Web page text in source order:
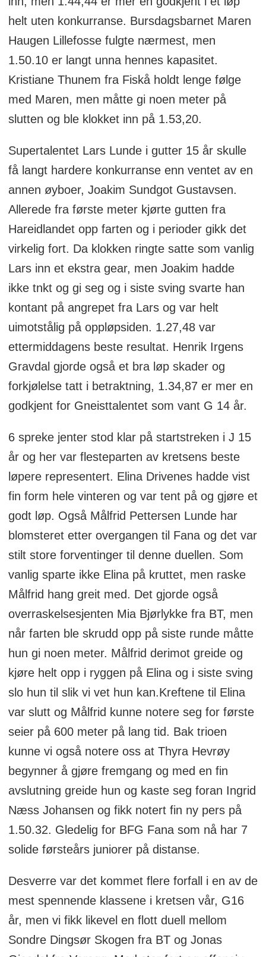
helt uten konkurranse. Bursdagsbarnet Maren
Haugen Lillefosse fulgte nærmest, men
1.50.10 er langt unna hennes kapasitet.
Kristiane Thunem fra Fiskå holdt lenge følge
med Maren, men måtte gi noen meter på
slutten og ble klokket inn på 1.53,20.
Supertalentet Lars Lunde i gutter 15 år skulle
få langt hardere konkurranse enn ventet av en
annen øyboer, Joakim Sundgot Gustavsen.
Allerede fra første meter kjørte gutten fra
Hareidlandet opp farten og i perioder gikk det
virkelig fort. Da klokken ringte satte som vanlig
Lars inn et ekstra gear, men Joakim hadde
ikke tnkt og gi seg og i siste sving svarte han
kontant på angrepet fra Lars og var helt
uimotstålig på oppløpsiden. 1.27,48 var
ettermiddagens beste resultat. Henrik Irgens
Gravdal gjorde også et bra løp skader og
forkjølelse tatt i betraktning, 1.34,87 er mer en
godkjent for Gneisttalentet som vant G 14 år.
6 spreke jenter stod klar på startstreken i J 15
år og her var flesteparten av kretsens beste
løpere representert. Elina Drivenes hadde vist
fin form hele vinteren og var tent på og gjøre et
godt løp. Også Målfrid Pettersen Lunde har
blomsteret etter overgangen til Fana og det var
stilt store forventinger til denne duellen. Som
vanlig sparte ikke Elina på kruttet, men raske
Målfrid hang greit med. Det gjorde også
overraskelsesjenten Mia Bjørlykke fra BT, men
når farten ble skrudd opp på siste runde måtte
hun gi noen meter. Målfrid derimot greide og
kjøre helt opp i ryggen på Elina og i siste sving
slo hun til slik vi vet hun kan.Kreftene til Elina
var slutt og Målfrid kunne notere seg for første
seier på 600 meter på lang tid. Bak trioen
kunne vi også notere oss at Thyra Hevrøy
begynner å gjøre fremgang og med en fin
avslutning greide hun og kaste seg foran Ingrid
Næss Johansen og fikk notert fin ny pers på
1.50.32. Gledelig for BFG Fana som nå har 7
solide førsteårs juniorer på distanse.
Desverre var det kommet flere forfall i en av de
mest spennende klassene i kretsen vår, G16
år, men vi fikk likevel en flott duell mellom
Sondre Dingsør Skogen fra BT og Jonas